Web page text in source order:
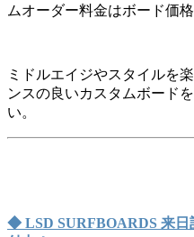
ムオーダー料金はボード価
ミドルエイジやスタイルを
ンスの良いカスタムボード
い。
◆ LSD SURFBOARDS 来日